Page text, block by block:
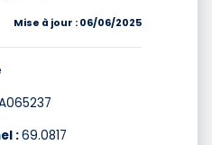
Mise à jour : 06/06/2025
:69.0817